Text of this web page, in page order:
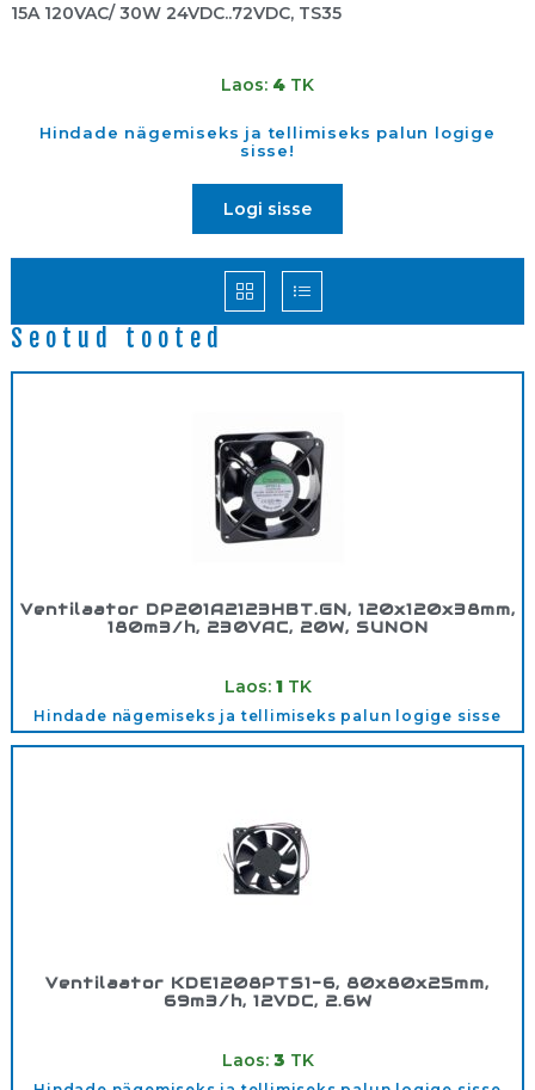
15A 120VAC/ 30W 24VDC..72VDC, TS35
Laos: 4 TK
Hindade nägemiseks ja tellimiseks palun logige
sisse!
Logi sisse
Seotud tooted
Ventilaator DP201A2123HBT.GN, 120x120x38mm,
180m3/h, 230VAC, 20W, SUNON
Laos: 1TK
Hindade nägemiseks ja tellimiseks palun logige sisse
Ventilaator KDE1208PTS1-6, 80x80x25mm,
69m3/h, 12VDC, 2.6W
Laos: 3 TK